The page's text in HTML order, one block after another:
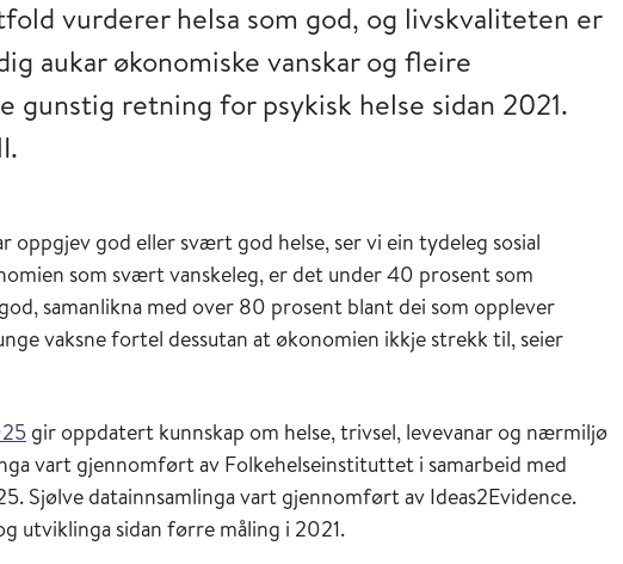
vurderer helsa som god, og livskvaliteten er
aukar økonomiske vanskar og fleire
gunstig retning for psykisk helse sidan 2021.
oppgjev god eller svært god helse, ser vi ein tydeleg sosial
som svært vanskeleg, er det under 40 prosent som
samanlikna med over 80 prosent blant dei som opplever
vaksne fortel dessutan at økonomien ikkje strekk til, seier
gir oppdatert kunnskap om helse, trivsel, levevanar og nærmiljø
vart gjennomført av Folkehelseinstituttet i samarbeid med
Sjølve datainnsamlinga vart gjennomført av Ideas2Evidence.
utviklinga sidan førre måling i 2021.